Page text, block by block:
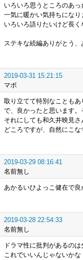
いろいろ思うところのあ
一気に暖かい気持ちになり
いろいろ語りたいけど長く
ステキな続編ありがとう、
2019-03-31 15:21:15
マボ
取り立てて特別なことも
で、良かったと思います。
それにしても和久井映見
どころですが、自然にこな
2019-03-29 08:16:41
名前無し
あかるいひよっこ健在で良
2019-03-28 22:54:33
名前無し
ドラマ性に批判があるの
これでいいんじゃないかな